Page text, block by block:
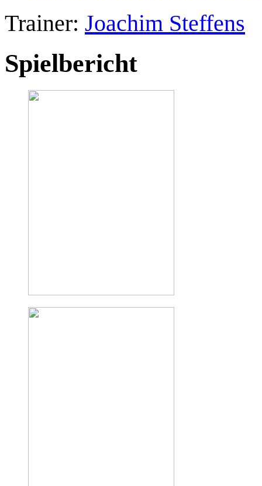
Trainer: Joachim Steffens
Spielbericht